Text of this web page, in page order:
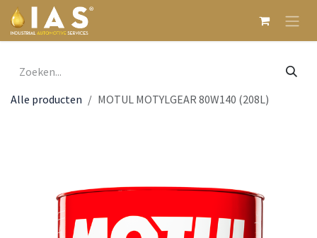
Overslaan naar inhoud
Alle producten MOTUL MOTYLGEAR 80W140 (208L)